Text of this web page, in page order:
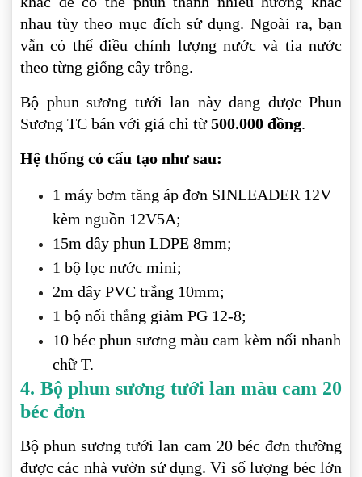
nhau tùy theo mục đích sử dụng. Ngoài ra, bạn
vẫn có thể điều chỉnh lượng nước và tia nước
theo từng giống cây trồng.
Bộ phun sương tưới lan này đang được Phun
Sương TC bán với giá chỉ từ500.000 đồng.
Hệ thống có cấu tạo như sau:
1 máy bơm tăng áp đơn SINLEADER 12V
kèm nguồn 12V5A;
15m dây phun LDPE 8mm;
1 bộ lọc nước mini;
2m dây PVC trắng 10mm;
1 bộ nối thẳng giảm PG 12-8;
10 béc phun sương màu cam kèm nối nhanh
chữ T.
4. Bộ phun sương tưới lan màu cam 20
béc đơn
Bộ phun sương tưới lan cam 20 béc đơn thường
được các nhà vườn sử dụng. Vì số lượng béc lớn